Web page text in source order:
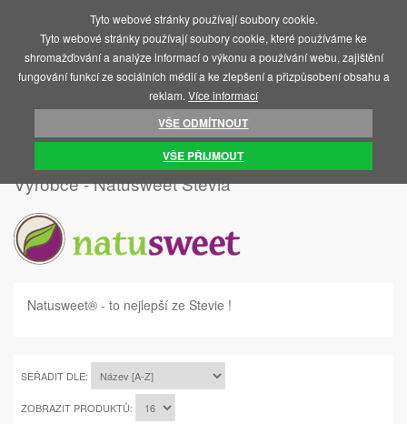
ÚVOD NATUSWEET STEVIA
Výrobce - Natusweet Stevia
Natusweet® - to nejlepší ze Stevie !
SEŘADIT DLE:
ZOBRAZIT PRODUKTŮ:
Tyto webové stránky používají soubory cookie.
Tyto webové stránky používají soubory cookie, které používáme ke
shromažďování a analýze informací o výkonu a používání webu, zajištění
fungování funkcí ze sociálních médií a ke zlepšení a přizpůsobení obsahu a
reklam. Více informací
VŠE ODMÍTNOUT
VŠE PŘIJMOUT